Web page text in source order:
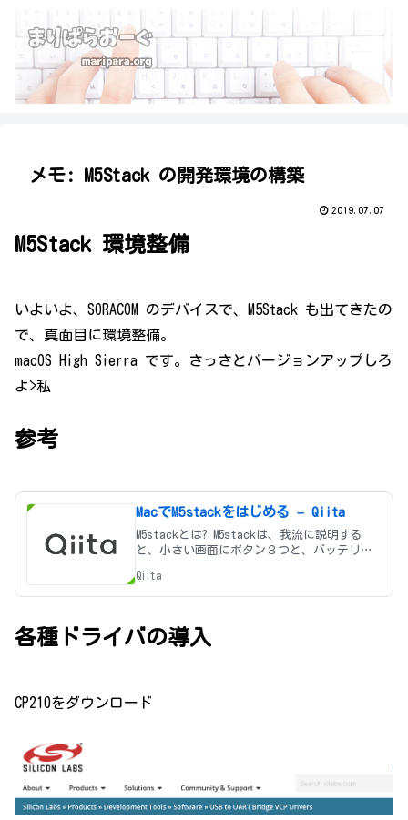
メモ: M5Stack の開発環境の構築
2019.07.07
M5Stack 環境整備
いよいよ、SORACOM のデバイスで、M5Stack も出てきたの
で、真面目に環境整備。
macOS High Sierra です。さっさとバージョンアップしろ
よ>私
参考
MacでM5stackをはじめる – Qiita
M5stackとは? M5stackは、我流に説明する
と、小さい画面にボタン３つと、バッテリ
サーを繋げる穴などがついた4,500円のマイコ
ン(Arduinoとかの類)です。USBでPCに繋げ
Qiita
各種ドライバの導入
CP210をダウンロード